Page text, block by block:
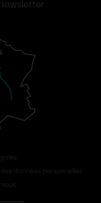
données personnelles